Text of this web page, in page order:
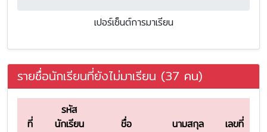
เปอร์เซ็นต์การมาเรียน
รายชื่อนักเรียนที่ยังไม่มาเรียน (37 คน)
ที่
รหัส
นักเรียน
ชื่อ นามสกุล
เลขที่